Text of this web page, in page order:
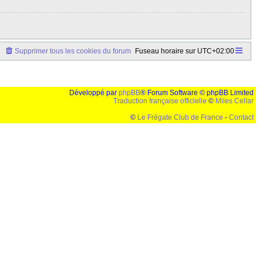
Fuseau horaire sur UTC+02:00
Supprimer tous les cookies du forum
Développé par phpBB® Forum Software © phpBB Limited
Traduction française officielle © Miles Cellar
© Le Frégate Club de France - Contact